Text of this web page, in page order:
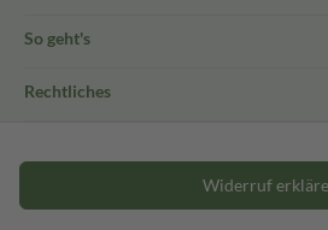
So geht's
Rechtliches
Widerruf